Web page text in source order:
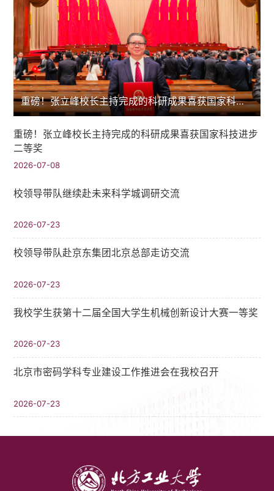
重磅！张立峰校长主持完成的科研成果喜获国家科技进步二等奖
重磅！张立峰校长主持完成的科研成果喜获国家科技进步
二等奖
2026-07-08
校领导带队继续赴未来科学城调研交流
2026-07-23
校领导带队赴京东集团北京总部走访交流
2026-07-23
我校学生获第十二届全国大学生机械创新设计大赛一等奖
2026-07-23
北京市密码学科专业建设工作推进会在我校召开
2026-07-23